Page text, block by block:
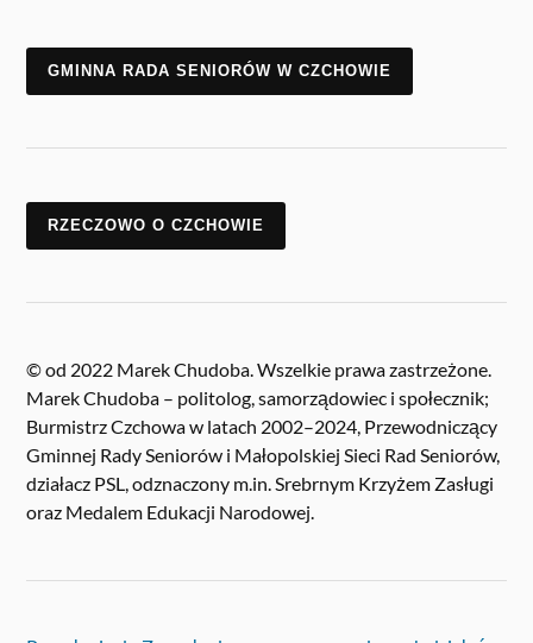
GMINNA RADA SENIORÓW W CZCHOWIE
RZECZOWO O CZCHOWIE
© od 2022 Marek Chudoba. Wszelkie prawa zastrzeżone.
Marek Chudoba – politolog, samorządowiec i społecznik;
Burmistrz Czchowa w latach 2002–2024, Przewodniczący
Gminnej Rady Seniorów i Małopolskiej Sieci Rad Seniorów,
działacz PSL, odznaczony m.in. Srebrnym Krzyżem Zasługi
oraz Medalem Edukacji Narodowej.